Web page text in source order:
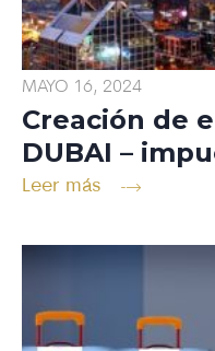
MAYO 16, 2024
Creación de
DUBAI –
Leer más